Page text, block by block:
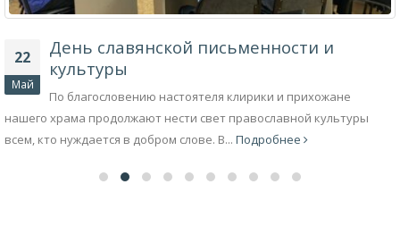
22
Май
День славянской письменности и
культуры
По благословению настоятеля клирики и прихожане
нашего храма продолжают нести свет православной культуры
всем, кто нуждается в добром слове. В... Подробнее